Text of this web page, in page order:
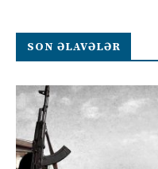
SON ƏLAVƏLƏR